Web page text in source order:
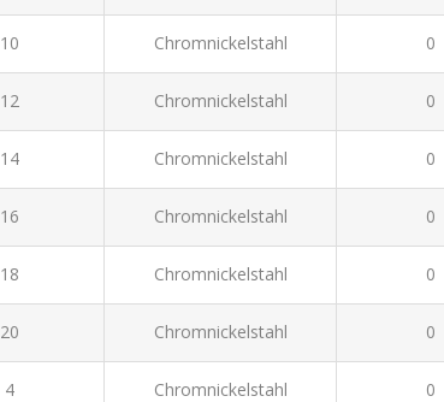
10 Chromnickelstahl 0
12 Chromnickelstahl 0
14 Chromnickelstahl 0
16 Chromnickelstahl 0
18 Chromnickelstahl 0
20 Chromnickelstahl 0
4 Chromnickelstahl 0